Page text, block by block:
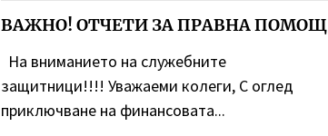
ВАЖНО! ОТЧЕТИ ЗА ПРАВНА ПОМОЩ
На вниманието на служебните
защитници!!!! Уважаеми колеги, С оглед
приключване на финансовата...